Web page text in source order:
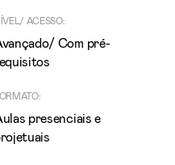
ACESSO:
Com pré-
presenciais e